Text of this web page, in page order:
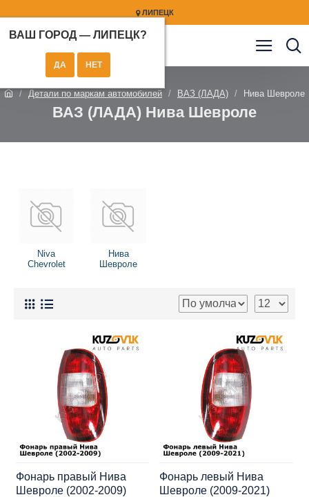
ЛИПЕЦК
ВАШ ГОРОД — ЛИПЕЦК?
Детали по маркам автомобилей ВАЗ (ЛАДА) Нива Шевроле
ВАЗ (ЛАДА) Нива Шевроле
Niva
Chevrolet
Нива
Шевроле
Фонарь правый Нива
Шевроле (2002-2009)
Фонарь левый Нива
Шевроле (2009-2021)